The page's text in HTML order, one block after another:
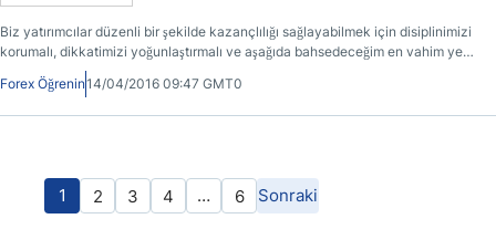
Biz yatırımcılar düzenli bir şekilde kazançlılığı sağlayabilmek için disiplinimizi
korumalı, dikkatimizi yoğunlaştırmalı ve aşağıda bahsedeceğim en vahim yedi
hatan kaçınmalıyız.
Forex Öğrenin14/04/2016 09:47 GMT0
1 2 3 4 … 6 Sonraki